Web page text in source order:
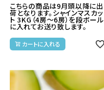
こちらの商品は9月頭以降に出
荷となります。シャインマスカッ
ト 3KG（4房～6房）を段ボール
に入れてお送り致します。
カートに入れる